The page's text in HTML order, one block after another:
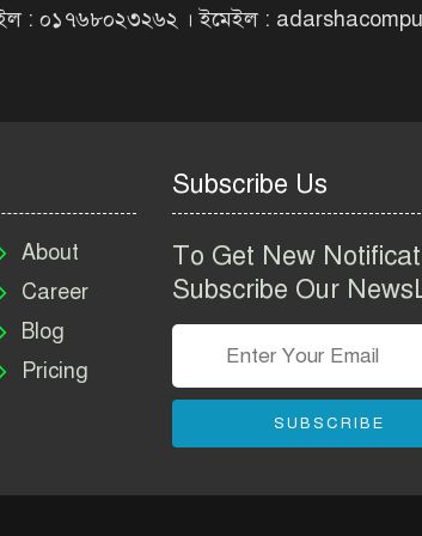
: ০১৭৬৮০২৩২৬২ । ইমেইল :
About
Career
Blog
Pricing
Subscribe Us
To Get New
Subscribe Our
SUBSCRIBE